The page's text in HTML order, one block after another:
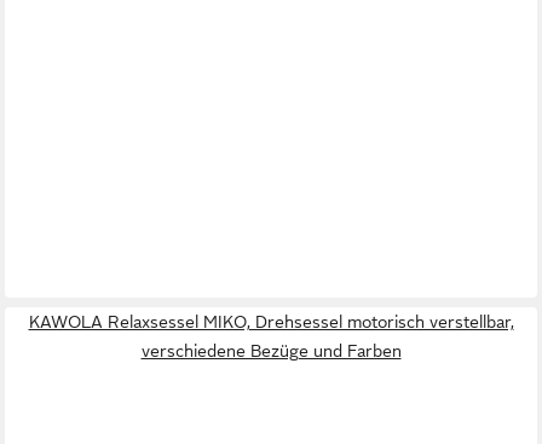
KAWOLA Relaxsessel MIKO, Drehsessel motorisch verstellbar,
verschiedene Bezüge und Farben